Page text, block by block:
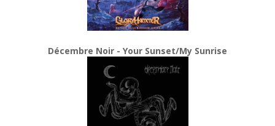
Décembre Noir - Your Sunset/My Sunrise